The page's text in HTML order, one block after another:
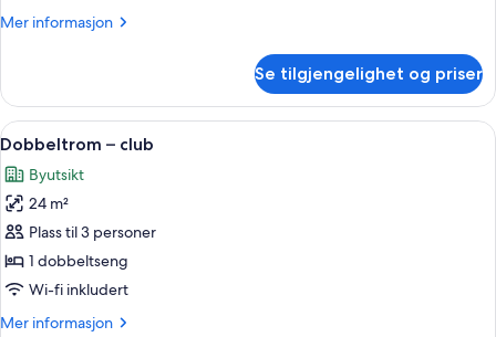
Mer informasjon
Mer
–
standard
Se tilgjengelighet og priser
Åpne
alle
bildene
av
Dobbeltrom
–
club
Dobbeltrom – club | 1 soverom,
6
Dobbeltrom – club
Byutsikt
24 m²
Plass til 3 personer
1 dobbeltseng
Wi-fi inkludert
Mer informasjon
Mer